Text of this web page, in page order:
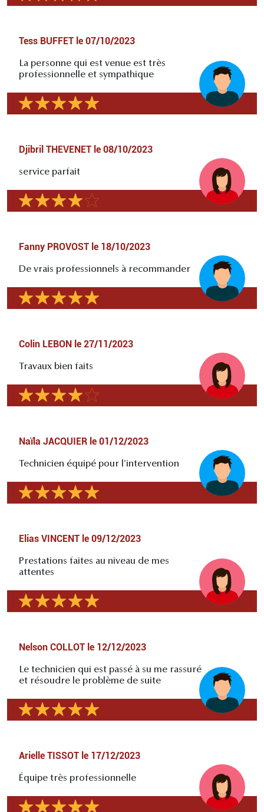
Tess BUFFET le 07/10/2023
La personne qui est venue est très
professionnelle et sympathique
Djibril THEVENET le 08/10/2023
service parfait
Fanny PROVOST le 18/10/2023
De vrais professionnels à recommander
Colin LEBON le 27/11/2023
Travaux bien faits
Naïla JACQUIER le 01/12/2023
Technicien équipé pour l'intervention
Elias VINCENT le 09/12/2023
Prestations faites au niveau de mes
attentes
Nelson COLLOT le 12/12/2023
Le technicien qui est passé à su me rassuré
et résoudre le problème de suite
Arielle TISSOT le 17/12/2023
Équipe très professionnelle